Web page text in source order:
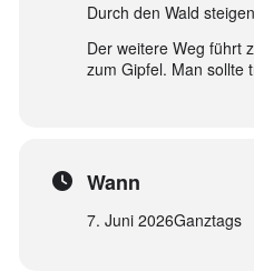
Durch den Wald
Der weitere Weg führt
zum Gipfel. Man sollte
Wann
7. Juni 2026Ganztags